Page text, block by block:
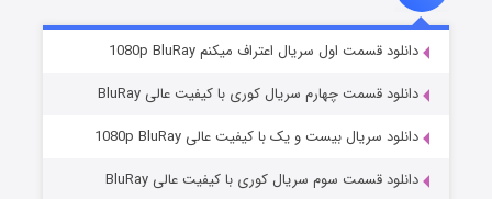
قسمت۲ (زیرنویس) منتشر شد
دانلود قسمت اول سریال اعتراف میکنم 1080p BluRay
دانلود قسمت چهارم سریال کوری با کیفیت عالی BluRay
دانلود سریال بیست و یک با کیفیت عالی 1080p BluRay
دانلود قسمت سوم سریال کوری با کیفیت عالی BluRay